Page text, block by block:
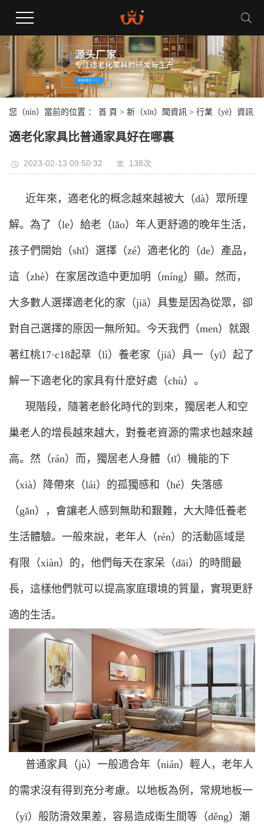
您（nín）當前的位置 ： 首 頁 > 新（xīn）聞資訊 > 行業（yè）資訊
適老化家具比普通家具好在哪裏
2023-02-13 09:50:32 138次
近年來，適老化的概念越來越被大（dà）眾所理
解。為了（le）給老（lǎo）年人更舒適的晚年生活，
孩子們開始（shǐ）選擇（zé）適老化的（de）產品，
這（zhè）在家居改造中更加明（míng）顯。然而，
大多數人選擇適老化的家（jiā）具隻是因為從眾，卻
對自己選擇的原因一無所知。今天我們（men）就跟
著红桃17·c18起草（lì）養老家（jiā）具一（yī）起了
解一下適老化的家具有什麽好處（chù）。
現階段，隨著老齡化時代的到來，獨居老人和空
巢老人的增長越來越大，對養老資源的需求也越來越
高。然（rán）而，獨居老人身體（tǐ）機能的下
（xià）降帶來（lái）的孤獨感和（hé）失落感
（gǎn），會讓老人感到無助和艱難，大大降低養老
生活體驗。一般來說，老年人（rén）的活動區域是
有限（xiàn）的，他們每天在家呆（dāi）的時間最
長，這樣他們就可以提高家庭環境的質量，實現更舒
適的生活。
普通家具（jù）一般適合年（nián）輕人，老年人
的需求沒有得到充分考慮。以地板為例，常規地板一
（yī）般防滑效果差，容易造成衛生間等（děng）潮